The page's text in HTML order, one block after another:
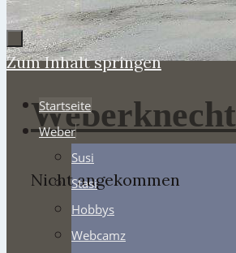
Weberknecht
Nicht angekommen
Zum Inhalt springen
Startseite
Weber
Susi
Stasi
Hobbys
Webcamz